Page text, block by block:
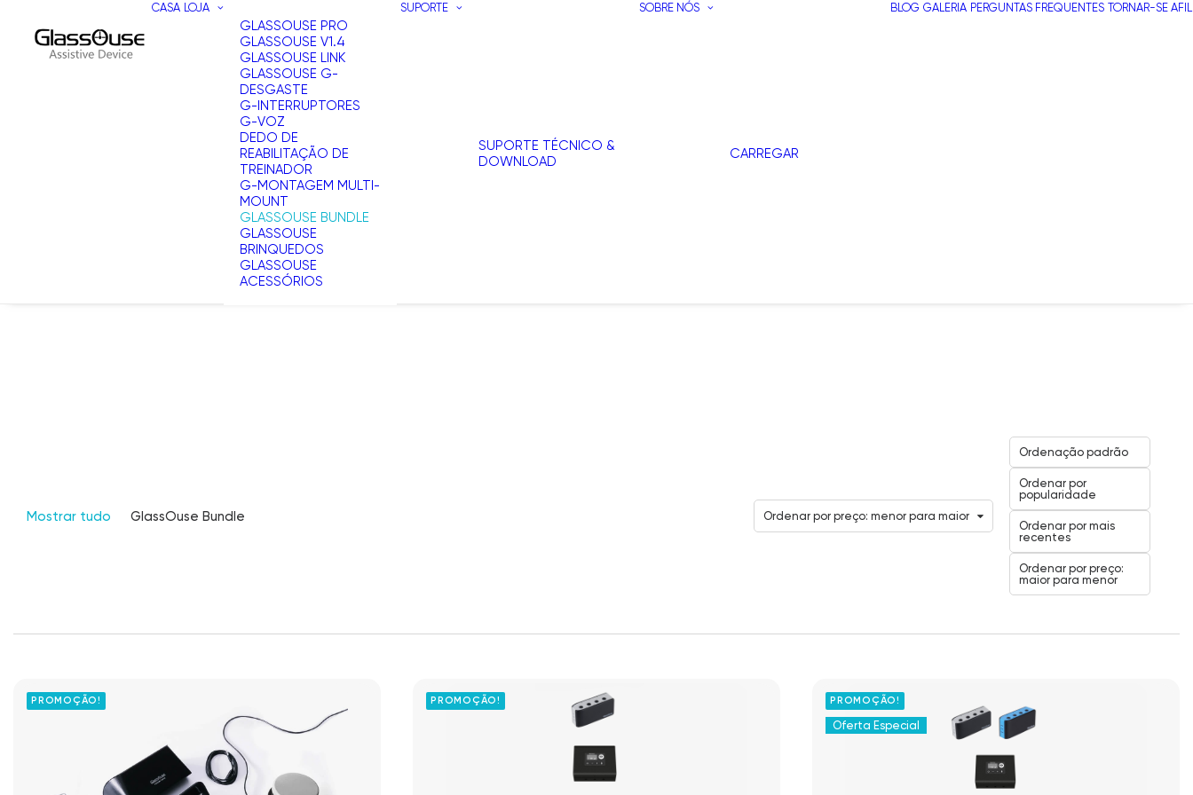
CASA LOJA
GLASSOUSE PRO
GLASSOUSE V1.4
GLASSOUSE LINK
GLASSOUSE G-
DESGASTE
G-INTERRUPTORES
G-VOZ
DEDO DE
REABILITAÇÃO DE
TREINADOR
G-MONTAGEM MULTI-
MOUNT
GLASSOUSE BUNDLE
GLASSOUSE
BRINQUEDOS
GLASSOUSE
ACESSÓRIOS
SUPORTE
SUPORTE TÉCNICO &
DOWNLOAD
SOBRE NÓS
CARREGAR
BLOG GALERIA PERGUNTAS FREQUENTES TORNAR-SE
Mostrar tudo GlassOuse Bundle Ordenar por preço: menor para maior
Ordenação padrão
Ordenar por
popularidade
Ordenar por mais
recentes
Ordenar por preço:
maior para menor
PROMOÇÃO! PROMOÇÃO! PROMOÇÃO!
Oferta Especial